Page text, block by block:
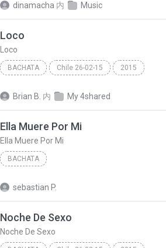
dinamacha 内 Music
Loco
Loco
BACHATA Chile 26-02-15 2015
Brian B. 内 My 4shared
Ella Muere Por Mi
Ella Muere Por Mi
BACHATA
sebastian P.
Noche De Sexo
Noche De Sexo